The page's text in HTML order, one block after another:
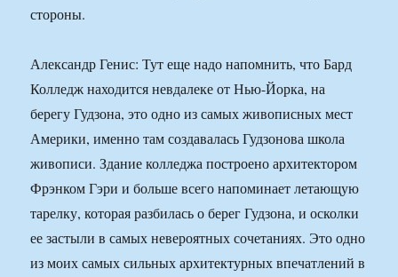
стороны.
Александр Генис: Тут еще надо напомнить, что Бард
Колледж находится невдалеке от Нью-Йорка, на
берегу Гудзона, это одно из самых живописных мест
Америки, именно там создавалась Гудзонова школа
живописи. Здание колледжа построено архитектором
Фрэнком Гэри и больше всего напоминает летающую
тарелку, которая разбилась о берег Гудзона, и осколки
ее застыли в самых невероятных сочетаниях. Это одно
из моих самых сильных архитектурных впечатлений в